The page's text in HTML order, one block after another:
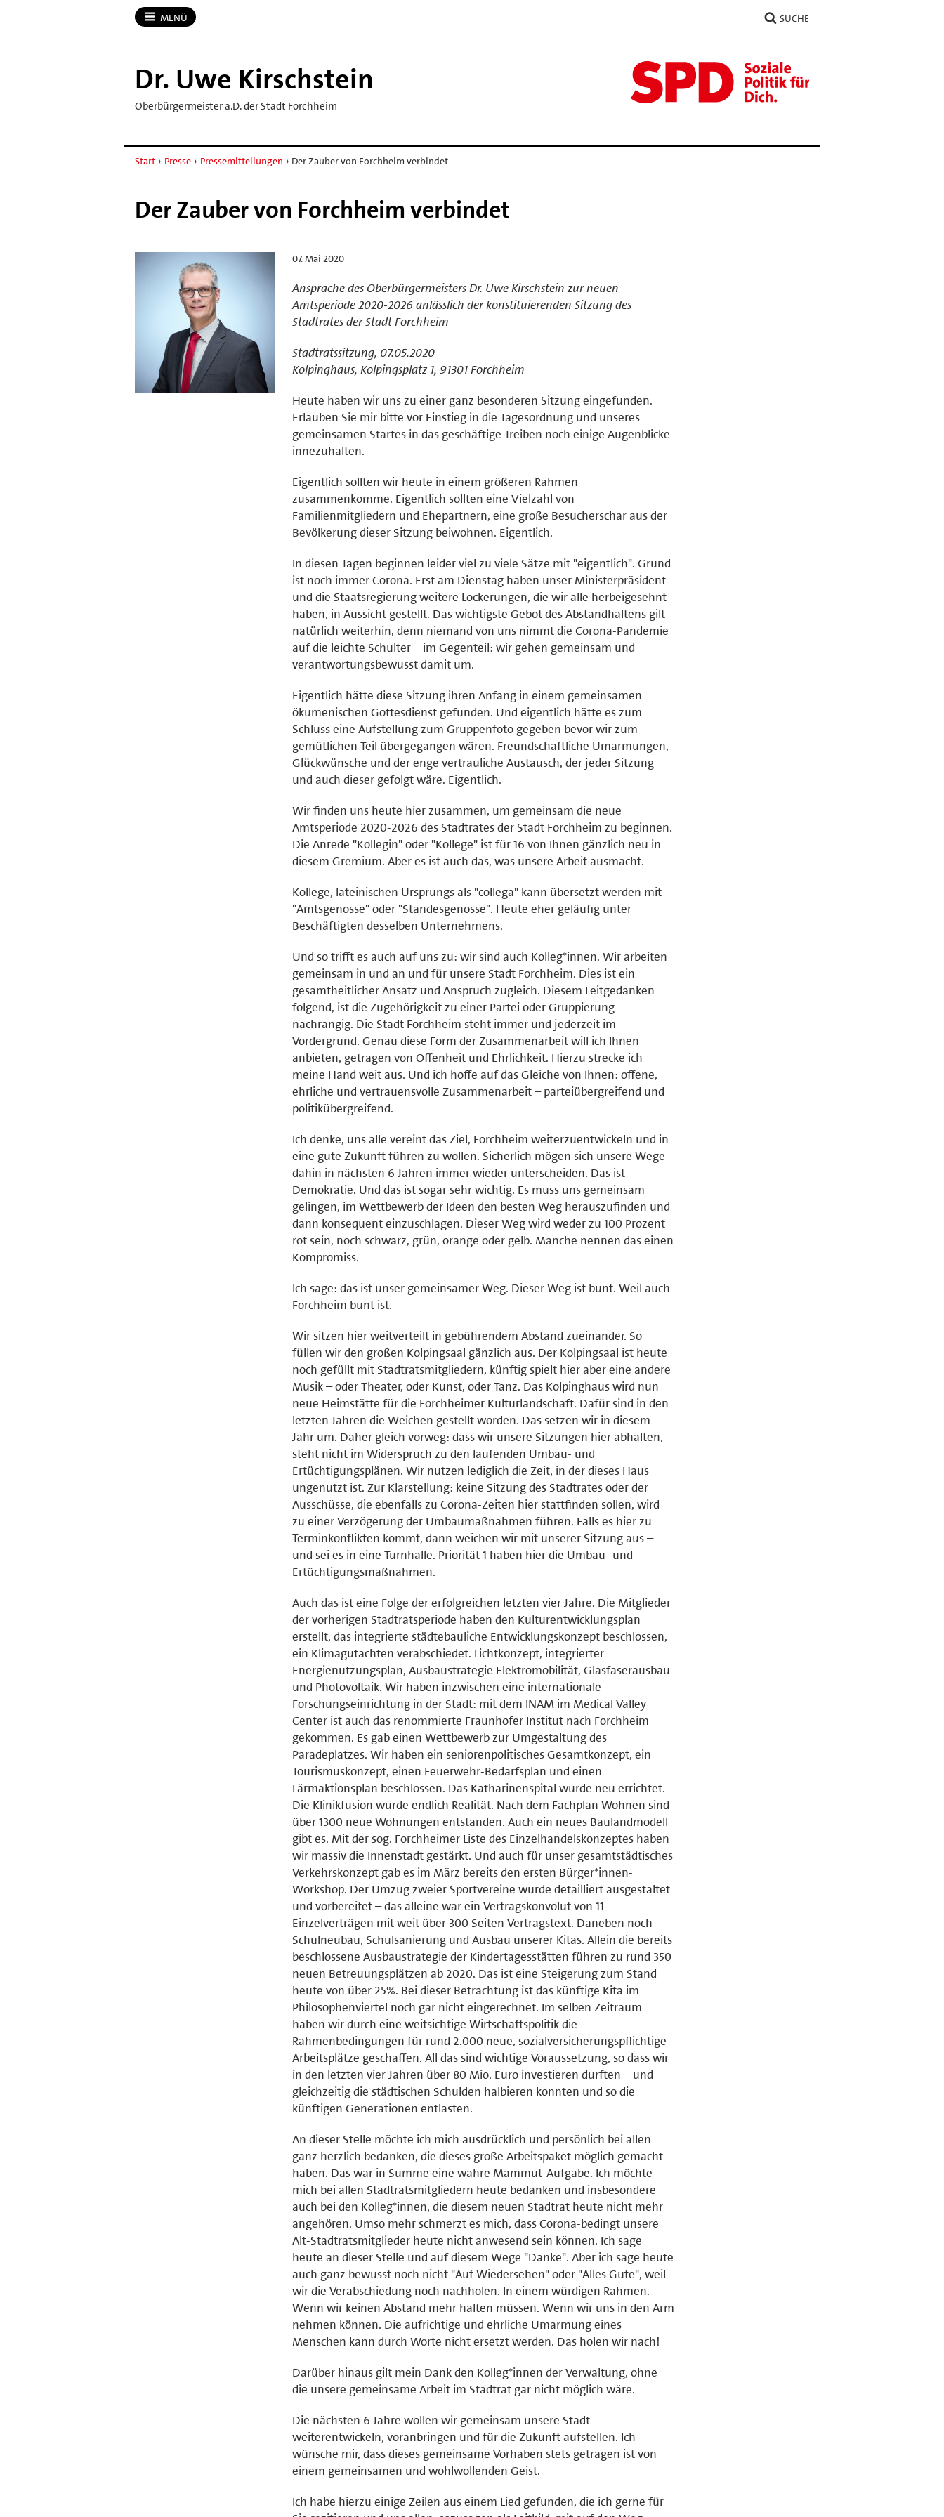
MENÜ SUCHE
Dr.​ Uwe Kirschstein
Oberbürgermeister a.D. der Stadt Forchheim
Start › Presse › Pressemitteilungen › Der Zauber von Forchheim verbindet
Der Zauber von Forchheim verbindet
07. Mai 2020
Ansprache des Oberbürgermeisters Dr. Uwe Kirschstein zur neuen
Amtsperiode 2020-2026 anlässlich der konstituierenden Sitzung des
Stadtrates der Stadt Forchheim
Stadtratssitzung, 07.05.2020
Kolpinghaus, Kolpingsplatz 1, 91301 Forchheim
Heute haben wir uns zu einer ganz besonderen Sitzung eingefunden.
Erlauben Sie mir bitte vor Einstieg in die Tagesordnung und unseres
gemeinsamen Startes in das geschäftige Treiben noch einige Augenblicke
innezuhalten.
Eigentlich sollten wir heute in einem größeren Rahmen
zusammenkomme. Eigentlich sollten eine Vielzahl von
Familienmitgliedern und Ehepartnern, eine große Besucherschar aus der
Bevölkerung dieser Sitzung beiwohnen. Eigentlich.
In diesen Tagen beginnen leider viel zu viele Sätze mit "eigentlich". Grund
ist noch immer Corona. Erst am Dienstag haben unser Ministerpräsident
und die Staatsregierung weitere Lockerungen, die wir alle herbeigesehnt
haben, in Aussicht gestellt. Das wichtigste Gebot des Abstandhaltens gilt
natürlich weiterhin, denn niemand von uns nimmt die Corona-Pandemie
auf die leichte Schulter – im Gegenteil: wir gehen gemeinsam und
verantwortungsbewusst damit um.
Eigentlich hätte diese Sitzung ihren Anfang in einem gemeinsamen
ökumenischen Gottesdienst gefunden. Und eigentlich hätte es zum
Schluss eine Aufstellung zum Gruppenfoto gegeben bevor wir zum
gemütlichen Teil übergegangen wären. Freundschaftliche Umarmungen,
Glückwünsche und der enge vertrauliche Austausch, der jeder Sitzung
und auch dieser gefolgt wäre. Eigentlich.
Wir finden uns heute hier zusammen, um gemeinsam die neue
Amtsperiode 2020-2026 des Stadtrates der Stadt Forchheim zu beginnen.
Die Anrede "Kollegin" oder "Kollege" ist für 16 von Ihnen gänzlich neu in
diesem Gremium. Aber es ist auch das, was unsere Arbeit ausmacht.
Kollege, lateinischen Ursprungs als "collega" kann übersetzt werden mit
"Amtsgenosse" oder "Standesgenosse". Heute eher geläufig unter
Beschäftigten desselben Unternehmens.
Und so trifft es auch auf uns zu: wir sind auch Kolleg*innen. Wir arbeiten
gemeinsam in und an und für unsere Stadt Forchheim. Dies ist ein
gesamtheitlicher Ansatz und Anspruch zugleich. Diesem Leitgedanken
folgend, ist die Zugehörigkeit zu einer Partei oder Gruppierung
nachrangig. Die Stadt Forchheim steht immer und jederzeit im
Vordergrund. Genau diese Form der Zusammenarbeit will ich Ihnen
anbieten, getragen von Offenheit und Ehrlichkeit. Hierzu strecke ich
meine Hand weit aus. Und ich hoffe auf das Gleiche von Ihnen: offene,
ehrliche und vertrauensvolle Zusammenarbeit – parteiübergreifend und
politikübergreifend.
Ich denke, uns alle vereint das Ziel, Forchheim weiterzuentwickeln und in
eine gute Zukunft führen zu wollen. Sicherlich mögen sich unsere Wege
dahin in nächsten 6 Jahren immer wieder unterscheiden. Das ist
Demokratie. Und das ist sogar sehr wichtig. Es muss uns gemeinsam
gelingen, im Wettbewerb der Ideen den besten Weg herauszufinden und
dann konsequent einzuschlagen. Dieser Weg wird weder zu 100 Prozent
rot sein, noch schwarz, grün, orange oder gelb. Manche nennen das einen
Kompromiss.
Ich sage: das ist unser gemeinsamer Weg. Dieser Weg ist bunt. Weil auch
Forchheim bunt ist.
Wir sitzen hier weitverteilt in gebührendem Abstand zueinander. So
füllen wir den großen Kolpingsaal gänzlich aus. Der Kolpingsaal ist heute
noch gefüllt mit Stadtratsmitgliedern, künftig spielt hier aber eine andere
Musik – oder Theater, oder Kunst, oder Tanz. Das Kolpinghaus wird nun
neue Heimstätte für die Forchheimer Kulturlandschaft. Dafür sind in den
letzten Jahren die Weichen gestellt worden. Das setzen wir in diesem
Jahr um. Daher gleich vorweg: dass wir unsere Sitzungen hier abhalten,
steht nicht im Widerspruch zu den laufenden Umbau- und
Ertüchtigungsplänen. Wir nutzen lediglich die Zeit, in der dieses Haus
ungenutzt ist. Zur Klarstellung: keine Sitzung des Stadtrates oder der
Ausschüsse, die ebenfalls zu Corona-Zeiten hier stattfinden sollen, wird
zu einer Verzögerung der Umbaumaßnahmen führen. Falls es hier zu
Terminkonflikten kommt, dann weichen wir mit unserer Sitzung aus –
und sei es in eine Turnhalle. Priorität 1 haben hier die Umbau- und
Ertüchtigungsmaßnahmen.
Auch das ist eine Folge der erfolgreichen letzten vier Jahre. Die Mitglieder
der vorherigen Stadtratsperiode haben den Kulturentwicklungsplan
erstellt, das integrierte städtebauliche Entwicklungskonzept beschlossen,
ein Klimagutachten verabschiedet. Lichtkonzept, integrierter
Energienutzungsplan, Ausbaustrategie Elektromobilität, Glasfaserausbau
und Photovoltaik. Wir haben inzwischen eine internationale
Forschungseinrichtung in der Stadt: mit dem INAM im Medical Valley
Center ist auch das renommierte Fraunhofer Institut nach Forchheim
gekommen. Es gab einen Wettbewerb zur Umgestaltung des
Paradeplatzes. Wir haben ein seniorenpolitisches Gesamtkonzept, ein
Tourismuskonzept, einen Feuerwehr-Bedarfsplan und einen
Lärmaktionsplan beschlossen. Das Katharinenspital wurde neu errichtet.
Die Klinikfusion wurde endlich Realität. Nach dem Fachplan Wohnen sind
über 1300 neue Wohnungen entstanden. Auch ein neues Baulandmodell
gibt es. Mit der sog. Forchheimer Liste des Einzelhandelskonzeptes haben
wir massiv die Innenstadt gestärkt. Und auch für unser gesamtstädtisches
Verkehrskonzept gab es im März bereits den ersten Bürger*innen-
Workshop. Der Umzug zweier Sportvereine wurde detailliert ausgestaltet
und vorbereitet – das alleine war ein Vertragskonvolut von 11
Einzelverträgen mit weit über 300 Seiten Vertragstext. Daneben noch
Schulneubau, Schulsanierung und Ausbau unserer Kitas. Allein die bereits
beschlossene Ausbaustrategie der Kindertagesstätten führen zu rund 350
neuen Betreuungsplätzen ab 2020. Das ist eine Steigerung zum Stand
heute von über 25%. Bei dieser Betrachtung ist das künftige Kita im
Philosophenviertel noch gar nicht eingerechnet. Im selben Zeitraum
haben wir durch eine weitsichtige Wirtschaftspolitik die
Rahmenbedingungen für rund 2.000 neue, sozialversicherungspflichtige
Arbeitsplätze geschaffen. All das sind wichtige Voraussetzung, so dass wir
in den letzten vier Jahren über 80 Mio. Euro investieren durften – und
gleichzeitig die städtischen Schulden halbieren konnten und so die
künftigen Generationen entlasten.
An dieser Stelle möchte ich mich ausdrücklich und persönlich bei allen
ganz herzlich bedanken, die dieses große Arbeitspaket möglich gemacht
haben. Das war in Summe eine wahre Mammut-Aufgabe. Ich möchte
mich bei allen Stadtratsmitgliedern heute bedanken und insbesondere
auch bei den Kolleg*innen, die diesem neuen Stadtrat heute nicht mehr
angehören. Umso mehr schmerzt es mich, dass Corona-bedingt unsere
Alt-Stadtratsmitglieder heute nicht anwesend sein können. Ich sage
heute an dieser Stelle und auf diesem Wege "Danke". Aber ich sage heute
auch ganz bewusst noch nicht "Auf Wiedersehen" oder "Alles Gute", weil
wir die Verabschiedung noch nachholen. In einem würdigen Rahmen.
Wenn wir keinen Abstand mehr halten müssen. Wenn wir uns in den Arm
nehmen können. Die aufrichtige und ehrliche Umarmung eines
Menschen kann durch Worte nicht ersetzt werden. Das holen wir nach!
Darüber hinaus gilt mein Dank den Kolleg*innen der Verwaltung, ohne
die unsere gemeinsame Arbeit im Stadtrat gar nicht möglich wäre.
Die nächsten 6 Jahre wollen wir gemeinsam unsere Stadt
weiterentwickeln, voranbringen und für die Zukunft aufstellen. Ich
wünsche mir, dass dieses gemeinsame Vorhaben stets getragen ist von
einem gemeinsamen und wohlwollenden Geist.
Ich habe hierzu einige Zeilen aus einem Lied gefunden, die ich gerne für